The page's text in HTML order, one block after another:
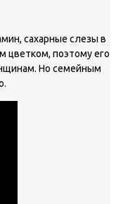
сахарные слезы в
цветком, поэтому его
Но семейным